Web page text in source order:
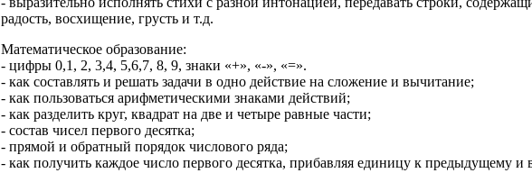
радость, восхищение, грусть и т.д.
Математическое образование:
- цифры 0,1, 2, 3,4, 5,6,7, 8, 9, знаки «+», «-», «=».
- как составлять и решать задачи в одно действие на сложение и вычитание;
- как пользоваться арифметическими знаками действий;
- как разделить круг, квадрат на две и четыре равные части;
- состав чисел первого десятка;
- прямой и обратный порядок числового ряда;
- как получить каждое число первого десятка, прибавляя единицу к предыдущему и